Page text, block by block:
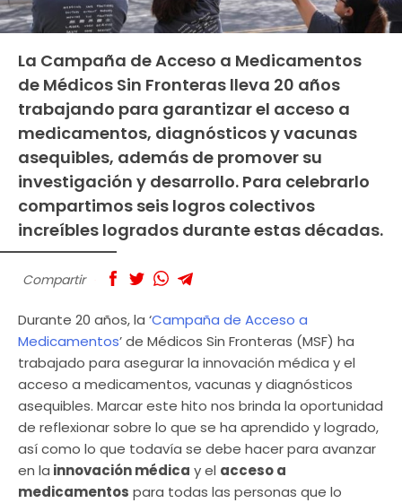
La Campaña de Acceso a Medicamentos
de Médicos Sin Fronteras lleva 20 años
trabajando para garantizar el acceso a
medicamentos, diagnósticos y vacunas
asequibles, además de promover su
investigación y desarrollo. Para celebrarlo
compartimos seis logros colectivos
increíbles logrados durante estas décadas.
Compartir
Durante 20 años, la ‘Campaña de Acceso a
Medicamentos’ de Médicos Sin Fronteras (MSF) ha
trabajado para asegurar la innovación médica y el
acceso a medicamentos, vacunas y diagnósticos
asequibles. Marcar este hito nos brinda la oportunidad
de reflexionar sobre lo que se ha aprendido y logrado,
así como lo que todavía se debe hacer para avanzar
en la innovación médica y el acceso a
medicamentos para todas las personas que lo